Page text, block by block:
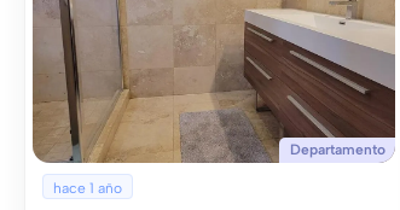
Departamento
hace 1 año